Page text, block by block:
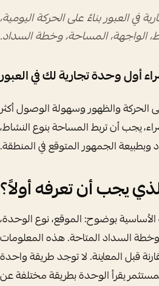
في العبور بناءً على الحركة اليومية،
الواجهة، المساحة، وخطة السداد.
أول وحدة تجارية لك في العبور
الحركة والظهور وسهولة الوصول أكثر
يجب أن تربط المساحة بنوع النشاط،
الجمهور المتوقع في المنطقة.
يجب أن تعرفه أولاً؟
الأساسية بوضوح: الموقع، نوع الوحدة،
السداد المتاحة. هذه المعلومات
قبل المعاينة. لا توجد طريقة واحدة
يقرأ الوحدة بطريقة مختلفة عن